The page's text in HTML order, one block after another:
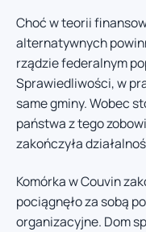
Choć w teorii
alternatywnych
rządzie federalnym
Sprawiedliwości, w
same gminy. Wobec
państwa z tego
zakończyła
Komórka w Couvin
pociągnęło za sobą
organizacyjne. Dom